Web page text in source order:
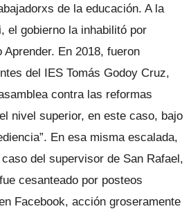
de la educación. A la
el gobierno la inhabilitó por
En 2018, fueron
del IES Tomás Godoy Cruz,
contra las reformas
nivel superior, en este caso, bajo
En esa misma escalada,
del supervisor de San Rafael,
cesanteado por posteos
Facebook, acción groseramente